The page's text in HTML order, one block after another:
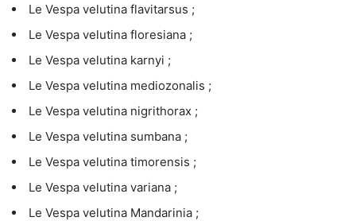
Le Vespa velutina flavitarsus ;
Le Vespa velutina floresiana ;
Le Vespa velutina karnyi ;
Le Vespa velutina mediozonalis ;
Le Vespa velutina nigrithorax ;
Le Vespa velutina sumbana ;
Le Vespa velutina timorensis ;
Le Vespa velutina variana ;
Le Vespa velutina Mandarinia ;